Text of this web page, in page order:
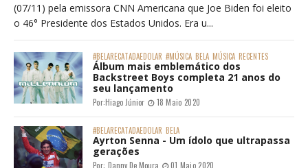
(07/11) pela emissora CNN Americana que Joe Biden foi eleito
o 46° Presidente dos Estados Unidos. Era u...
#BELARECATADAEDOLAR #MÚSICA BELA MÚSICA RECENTES
Álbum mais emblemático dos
Backstreet Boys completa 21 anos do
seu lançamento
Por:Hiago Júnior 18 Maio 2020
#BELARECATADAEDOLAR BELA
Ayrton Senna - Um ídolo que ultrapassa
gerações
Por: Danny De Moura 01 Maio 2020